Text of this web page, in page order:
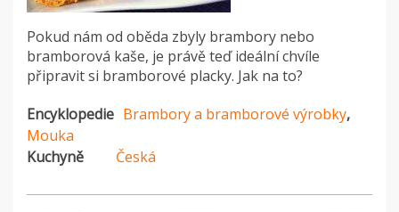
Pokud nám od oběda zbyly brambory nebo
bramborová kaše, je právě teď ideální chvíle
připravit si bramborové placky. Jak na to?
Encyklopedie Brambory a bramborové výrobky,
Mouka
Kuchyně
Česká